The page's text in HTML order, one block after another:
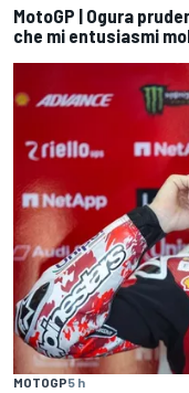
MotoGP | Ogura
che mi entusiasmi
MOTOGP5 h